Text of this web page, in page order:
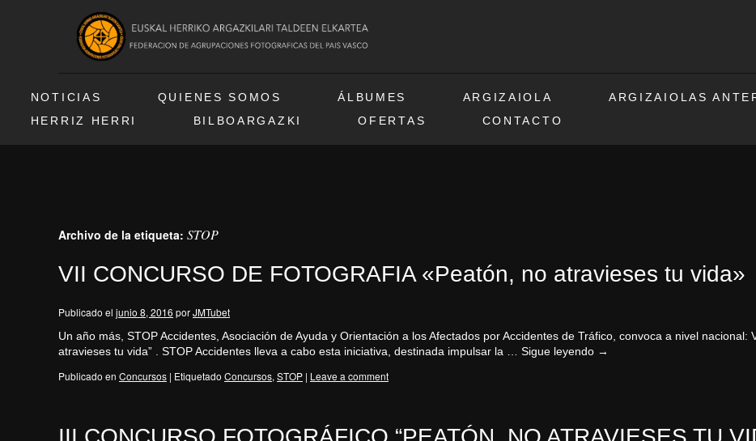
NOTICIAS QUIENES SOMOS ÁLBUMES ARGIZAIOLA ARGIZAIOLAS
HERRIZ HERRI
BILBOARGAZKI OFERTAS CONTACTO
Archivo de la etiqueta: STOP
VII CONCURSO DE FOTOGRAFIA «Peatón, no atravieses tu vida»
Publicado el junio 8, 2016 porJMTubet
Un año más, STOP Accidentes, Asociación de Ayuda y Orientación a los Afectados por Accidentes de Tráfico, convoca a nivel nacional:
atravieses tu vida” . STOP Accidentes lleva a cabo esta iniciativa, destinada impulsar la … Sigue leyendo →
Publicado en Concursos | Etiquetado Concursos, STOP | Leave a comment